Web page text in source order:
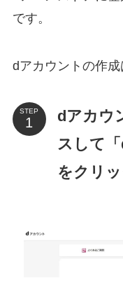
です。
dアカウントの作成
STEP
dアカウ
スして
をクリ